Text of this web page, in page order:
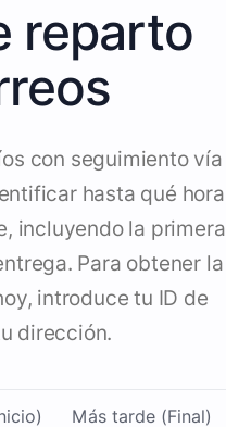
reparto
con seguimiento vía
hasta qué hora
incluyendo la primera
Para obtener la
introduce tu ID de
dirección.
Más tarde (Final)